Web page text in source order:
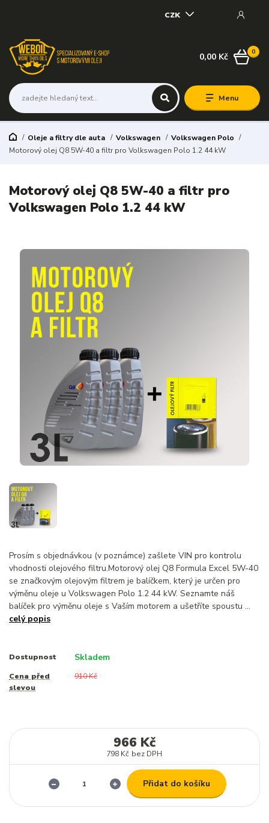
Menu
CZK
0
0,00 Kč
Oleje a filtry dle auta Volkswagen
Volkswagen Polo
Motorový olej Q8 5W-40 a filtr pro Volkswagen Polo 1.2 44 kW
Motorový olej Q8 5W-40 a filtr pro
Volkswagen Polo 1.2 44 kW
Prosím s objednávkou (v poznámce) zašlete VIN pro kontrolu
vhodnosti olejového filtru.Motorový olej Q8 Formula Excel 5W-40
se značkovým olejovým filtrem je balíčkem, který je určen pro
výměnu oleje u Volkswagen Polo 1.2 44 kW. Seznamte náš
balíček pro výměnu oleje s Vaším motorem a ušetříte spoustu ...
celý popis
Dostupnost Skladem
Cena před
slevou
910 Kč
966 Kč
798 Kč bez DPH
Přidat do košíku